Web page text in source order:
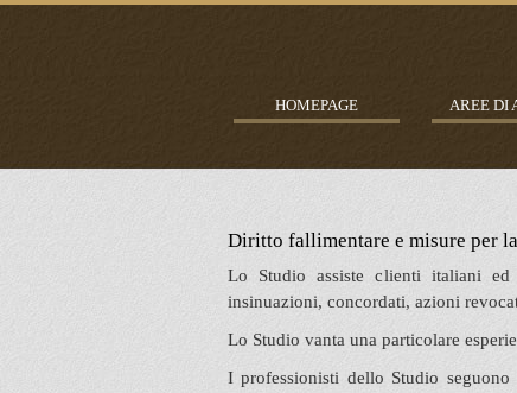
HOMEPAGE AREE DI
Diritto fallimentare e misure per
Lo Studio assiste clienti italiani
insinuazioni, concordati, azioni
Lo Studio vanta una particolare
I professionisti dello Studio